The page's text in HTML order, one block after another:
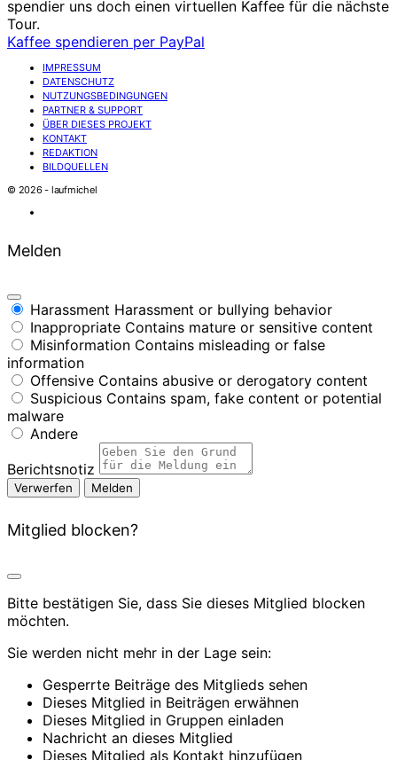
spendier uns doch einen virtuellen Kaffee für die nächste
Tour.
Kaffee spendieren per PayPal
IMPRESSUM
DATENSCHUTZ
NUTZUNGSBEDINGUNGEN
PARTNER & SUPPORT
ÜBER DIESES PROJEKT
KONTAKT
REDAKTION
BILDQUELLEN
© 2026 - laufmichel
Melden
Harassment Harassment or bullying behavior
Inappropriate Contains mature or sensitive content
Misinformation Contains misleading or false
information
Offensive Contains abusive or derogatory content
Suspicious Contains spam, fake content or potential
malware
Andere
Berichtsnotiz
Melden
Mitglied blocken?
Bitte bestätigen Sie, dass Sie dieses Mitglied blocken
möchten.
Sie werden nicht mehr in der Lage sein:
Gesperrte Beiträge des Mitglieds sehen
Dieses Mitglied in Beiträgen erwähnen
Dieses Mitglied in Gruppen einladen
Nachricht an dieses Mitglied
Dieses Mitglied als Kontakt hinzufügen